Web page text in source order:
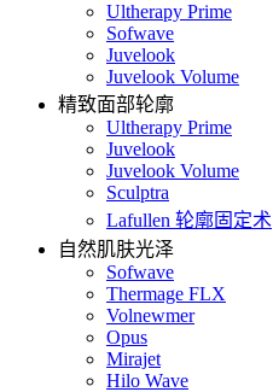
Ultherapy Prime
Sofwave
Juvelook
Juvelook Volume
精致面部轮廓
Ultherapy Prime
Juvelook
Juvelook Volume
Sculptra
Lafullen 轮廓固定术
自然肌肤光泽
Sofwave
Thermage FLX
Volnewmer
Opus
Mirajet
Hilo Wave